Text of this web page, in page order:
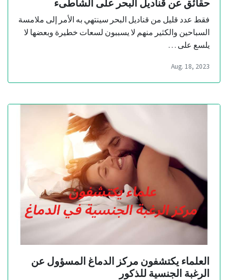
حقائق عن قناديل البحر على الشاطىء
فقط عدد قليل من قناديل البحر سينتهي به الأمر إلى ملامسة
السباحين والكثير منهم لا يسببون لسعات خطيرة وبعضها لا
يلسع على …
Aug. 18, 2023
العلماء يكتشفون مركز الدماغ المسؤول عن
الرغبة الجنسية للذكور